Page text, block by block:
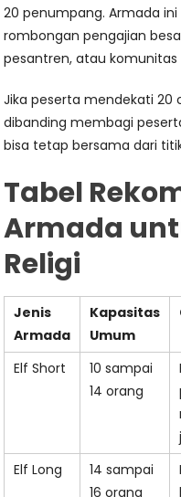
20 penumpang. Armada
rombongan pengajian
pesantren, atau komunitas
Jika peserta mendekati 20
dibanding membagi
bisa tetap bersama dari
Tabel
Armada
Religi
Jenis
Armada
Kapasitas
Umum
Elf Short
10 sampai
14 orang
Elf Long
14 sampai
16 orang